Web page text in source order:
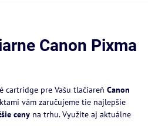
Canon Pixma
cartridge pre Vašu tlačiareň Canon
vám zaručujeme tie najlepšie
ceny na trhu. Využite aj aktuálne